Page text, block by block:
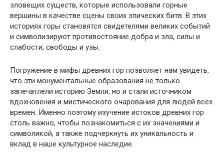
зловещих существ, которые использовали горные
вершины в качестве сцены своих эпических битв. В этих
историях горы становятся свидетелями великих событий
и символизируют противостояние добра и зла, силы и
слабости, свободы и узы.
Погружение в мифы древних гор позволяет нам увидеть,
что эти монументальные образования не только
запечатлели историю Земли, но и стали источником
вдохновения и мистического очарования для людей всех
времен. Именно поэтому изучение истоков древних гор
столь важно, чтобы познакомиться с их значениями и
символикой, а также подчеркнуть их уникальность и
вклад в наше культурное наследие.